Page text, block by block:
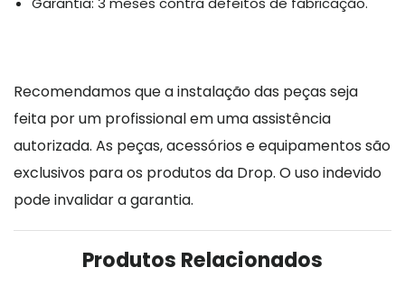
Recomendamos que a instalação das peças seja
feita por um profissional em uma assistência
autorizada. As peças, acessórios e equipamentos são
exclusivos para os produtos da Drop. O uso indevido
pode invalidar a garantia.
Produtos Relacionados